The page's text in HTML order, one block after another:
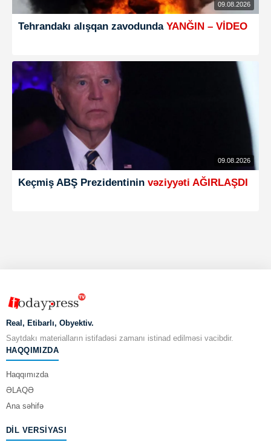
09.08.2026
Tehrandakı alışqan zavodunda YANĞIN – VİDEO
09.08.2026
Keçmiş ABŞ Prezidentinin vəziyyəti AĞIRLAŞDI
Real, Etibarlı, Obyektiv.
Saytdakı materialların istifadəsi zamanı istinad edilməsi vacibdir.
HAQQIMIZDA
Haqqımızda
ƏLAQƏ
Ana səhifə
DIL VERSIYASI